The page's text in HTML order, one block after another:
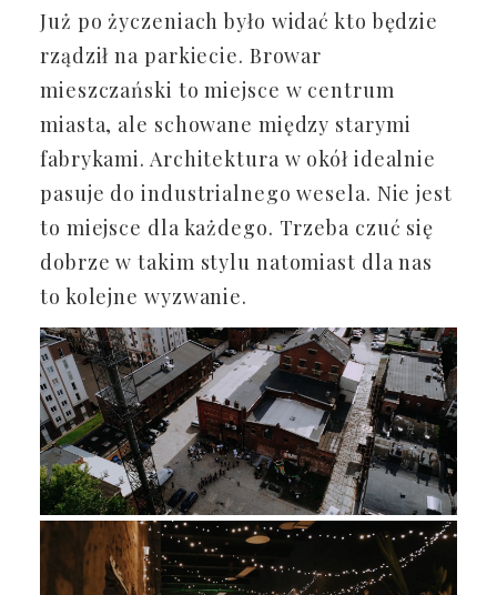
Już po życzeniach było widać kto będzie
rządził na parkiecie. Browar
mieszczański to miejsce w centrum
miasta, ale schowane między starymi
fabrykami. Architektura w okół idealnie
pasuje do industrialnego wesela. Nie jest
to miejsce dla każdego. Trzeba czuć się
dobrze w takim stylu natomiast dla nas
to kolejne wyzwanie.